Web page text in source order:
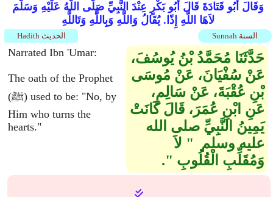
وَقَالَ أَبُو قَتَادَةَ قَالَ أَبُو بَكْرٍ عِنْدَ النَّبِيِّ صَلَّى اللَّهُ عَلَيْهِ وَسَلَّمَ
لاَهَا اللَّهِ إِذًا. يُقَالُ وَاللَّهِ وَبِاللَّهِ وَتَاللَّهِ
Sunnah السنة Hadith الحديث
Narrated Ibn 'Umar:
The oath of the Prophet
(ﷺ) used to be: "No, by
Him who turns the
hearts."
حَدَّثَنَا مُحَمَّدُ بْنُ يُوسُفَ،
عَنْ سُفْيَانَ، عَنْ مُوسَى
بْنِ عُقْبَةَ، عَنْ سَالِمٍ،
عَنِ ابْنِ عُمَرَ، قَالَ كَانَتْ
يَمِينُ النَّبِيِّ صلى الله
عليه وسلم ‏ "‏ لاَ
وَمُقَلِّبِ الْقُلُوبِ ‏"‏‏.‏